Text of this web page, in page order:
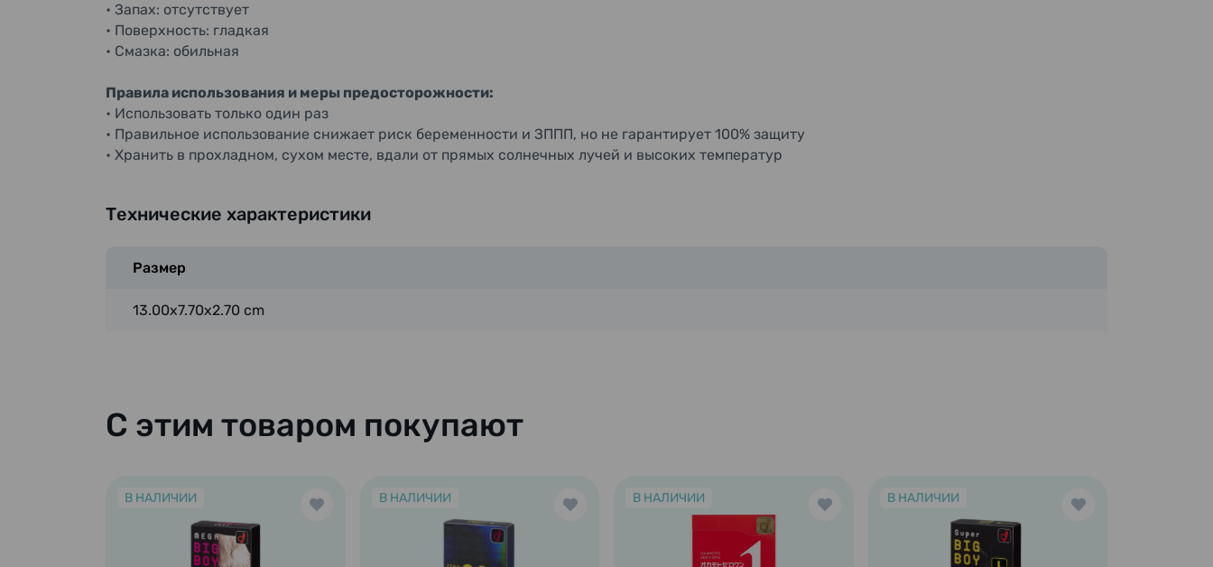
• Запах: отсутствует
• Поверхность: гладкая
• Смазка: обильная
Правила использования и меры предосторожности:
• Использовать только один раз
• Правильное использование снижает риск беременности и ЗППП, но не гарантирует 100% защиту
• Хранить в прохладном, сухом месте, вдали от прямых солнечных лучей и высоких температур
Технические характеристики
Размер
13.00x7.70x2.70 cm
С этим товаром покупают
В НАЛИЧИИ В НАЛИЧИИ В НАЛИЧИИ В НАЛИЧИИ